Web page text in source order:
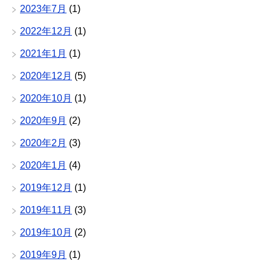
2023年7月 (1)
2022年12月 (1)
2021年1月 (1)
2020年12月 (5)
2020年10月 (1)
2020年9月 (2)
2020年2月 (3)
2020年1月 (4)
2019年12月 (1)
2019年11月 (3)
2019年10月 (2)
2019年9月 (1)